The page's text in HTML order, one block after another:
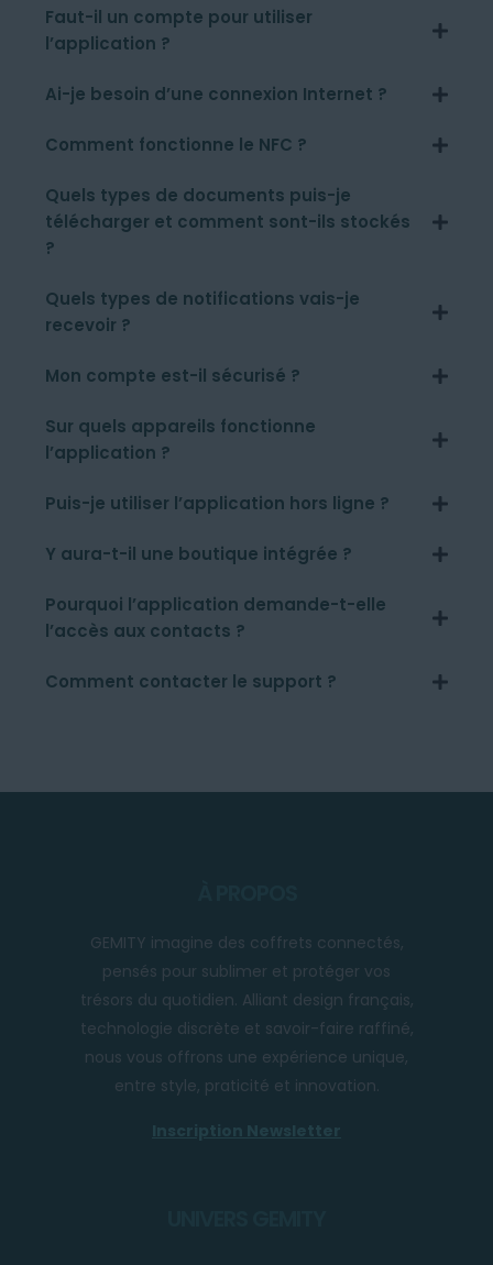
Faut-il un compte pour utiliser
l’application ?
Ai-je besoin d’une connexion Internet ?
Comment fonctionne le NFC ?
Quels types de documents puis-je
télécharger et comment sont-ils stockés
?
Quels types de notifications vais-je
recevoir ?
Mon compte est-il sécurisé ?
Sur quels appareils fonctionne
l’application ?
Puis-je utiliser l’application hors ligne ?
Y aura-t-il une boutique intégrée ?
Pourquoi l’application demande-t-elle
l’accès aux contacts ?
Comment contacter le support ?
GEMITY imagine des coffrets connectés,
pensés pour sublimer et protéger vos
trésors du quotidien. Alliant design français,
technologie discrète et savoir-faire raffiné,
nous vous offrons une expérience unique,
entre style, praticité et innovation.